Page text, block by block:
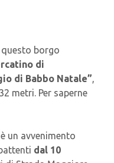
borgo
di
di Babbo Natale”,
metri. Per saperne
è un avvenimento
dal 10